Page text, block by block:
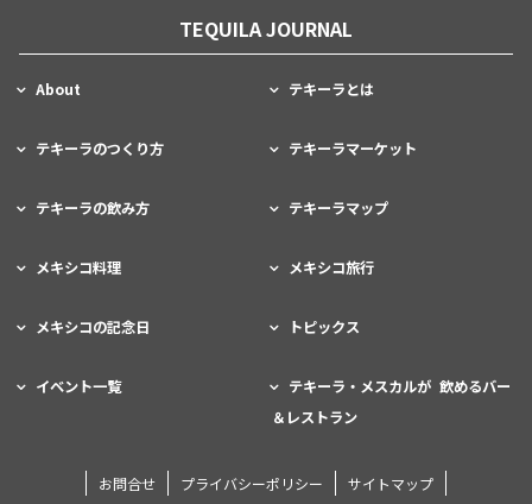
TEQUILA JOURNAL
About テキーラとは
テキーラのつくり方 テキーラマーケット
テキーラの飲み方 テキーラマップ
メキシコ料理 メキシコ旅行
メキシコの記念日 トピックス
イベント一覧
テキーラ・メスカルが 飲めるバー
＆レストラン
お問合せ プライバシーポリシー サイトマップ